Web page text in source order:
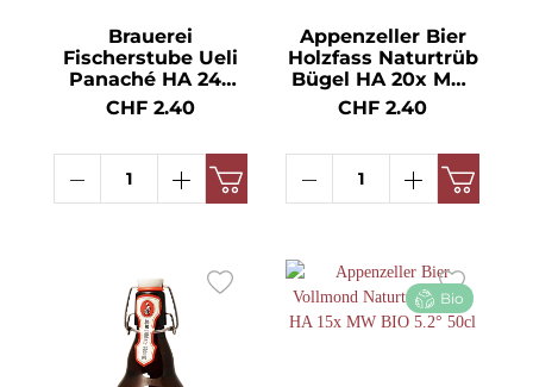
Brauerei
Fischerstube Ueli
Panaché HA 24x
MW 2.5° 33cl
CHF 2.40
Appenzeller Bier
Holzfass Naturtrüb
Bügel HA 20x MW
5.2° 33cl
CHF 2.40
Bio